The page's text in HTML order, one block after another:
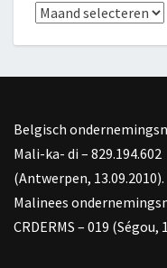
Archief
Belgisch
Mali-ka- di – 829.194.602
(Antwerpen, 13.09.2010).
Malinees
CRDERMS – 019 (Ségou,